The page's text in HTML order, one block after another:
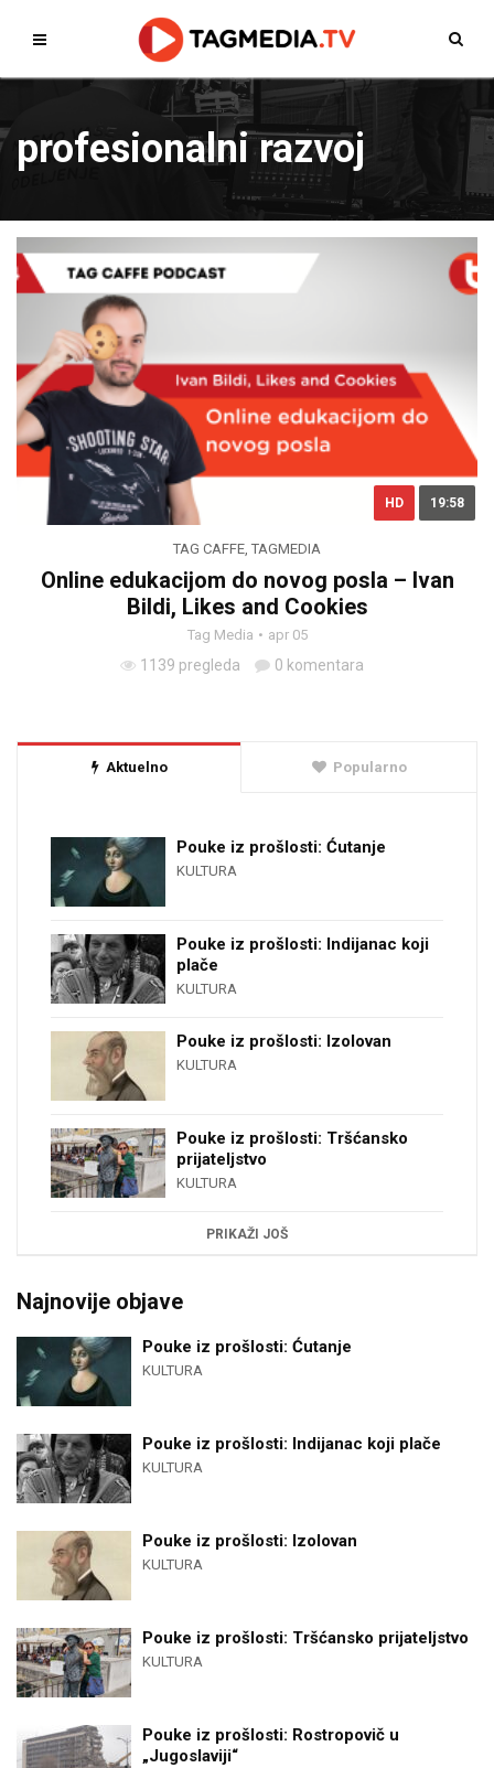
profesionalni razvoj
HD 19:58
TAG CAFFE, TAGMEDIA
Online edukacijom do novog posla – Ivan
Bildi, Likes and Cookies
Tag Media apr 05
1139 pregleda 0 komentara
Aktuelno Popularno
Pouke iz prošlosti: Ćutanje
KULTURA
Pouke iz prošlosti: Indijanac koji
plače
KULTURA
Pouke iz prošlosti: Izolovan
KULTURA
Pouke iz prošlosti: Tršćansko
prijateljstvo
KULTURA
PRIKAŽI JOŠ
Najnovije objave
Pouke iz prošlosti: Ćutanje
KULTURA
Pouke iz prošlosti: Indijanac koji plače
KULTURA
Pouke iz prošlosti: Izolovan
KULTURA
Pouke iz prošlosti: Tršćansko prijateljstvo
KULTURA
Pouke iz prošlosti: Rostropovič u
„Jugoslaviji“